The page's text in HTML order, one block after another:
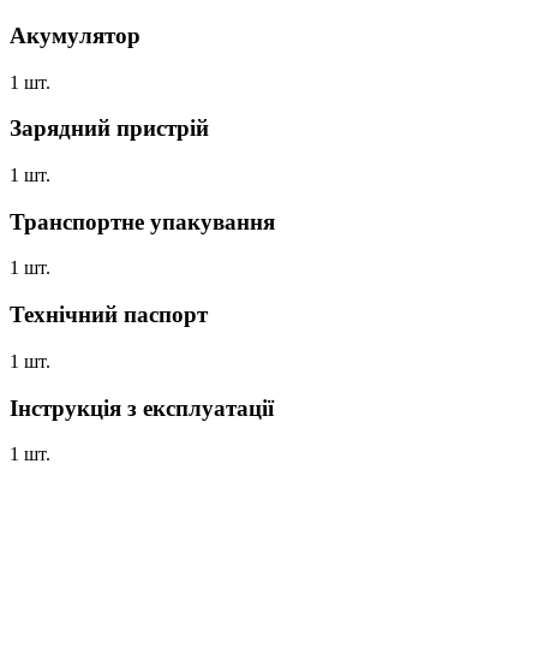
Акумулятор
1 шт.
Зарядний пристрій
1 шт.
Транспортне упакування
1 шт.
Технічний паспорт
1 шт.
Інструкція з експлуатації
1 шт.